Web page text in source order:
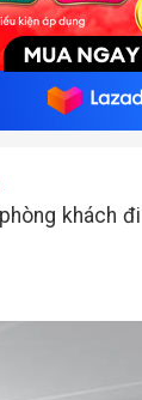
khách